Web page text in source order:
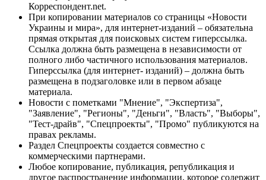
Корреспондент.net.
При копировании материалов со страницы «Новости
Украины и мира», для интернет-изданий – обязательна
прямая открытая для поисковых систем гиперссылка.
Ссылка должна быть размещена в независимости от
полного либо частичного использования материалов.
Гиперссылка (для интернет- изданий) – должна быть
размещена в подзаголовке или в первом абзаце
материала.
Новости с пометками "Мнение", "Экспертиза",
"Заявление", "Регионы", "Деньги", "Власть", "Выборы",
"Тест-драйв", "Спецпроекты", "Промо" публикуются на
правах рекламы.
Раздел Спецпроекты создается совместно с
коммерческими партнерами.
Любое копирование, публикация, републикация и
другое распространение информации, которое содержит